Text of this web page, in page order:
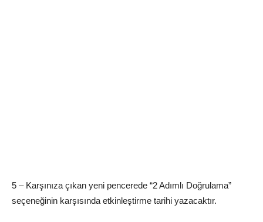
5 – Karşınıza çıkan yeni pencerede “2 Adımlı Doğrulama”
seçeneğinin karşısında etkinleştirme tarihi yazacaktır.